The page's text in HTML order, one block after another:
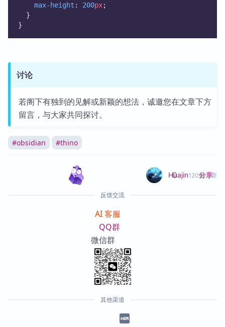
max-height : 200px;
  }
}
讨论
若阁下有独到的见解或新颖的想法，诚邀您在文章下方
留言，与大家共同探讨。
#obsidian #thino
Huajin120篇文章
0 0 分享
反馈交流
AI 客服
QQ群
微信群
其他渠道